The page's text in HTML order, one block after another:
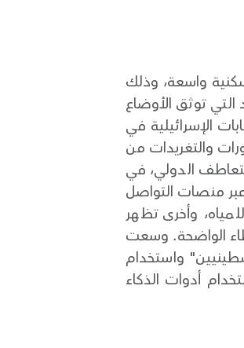
واسعة، وذلك
توثق الأوضاع
الإسرائيلية في
والتغريدات من
الدولي، في
منصات التواصل
وأخرى تظهر
الواضحة. وسعت
واستخدام
أدوات الذكاء